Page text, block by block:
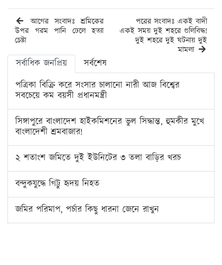
আগের সংবাদঃ শ্রমিকের
উপর গরম পানি ঢেলে হত্যা
চেষ্টা
পরের সংবাদঃ একই বাদী
একই সময় দুই শহরে গুলিবিদ্ধ!
দুই শহরে দুই ঘটনায় দুই
মামলা
সর্বাধিক জনপ্রিয়
সর্বশেষ
পত্রিকা বিক্রি করে সংসার চালানো নারী আজ বিশ্বের
সবচেয়ে কম বয়সী প্রধানমন্ত্রী
সিঙ্গাপুরে বাংলাদেশ হাইকমিশনের ভুল সিদ্ধান্ত, হুমকীর মুখে
বাংলাদেশী শ্রমবাজার!
২ শতাংশ জমিতে দুই ইউনিটের ৩ তলা বাড়ির খরচ
বন্দুকযুদ্ধে গিট্টু হৃদয় নিহত
জমির পরিমাপ, পর্চার কিছু ধারনা জেনে রাখুন